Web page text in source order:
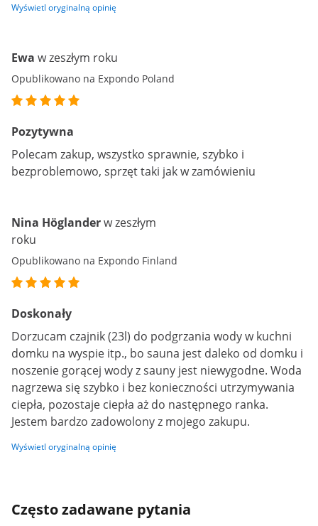
Wyświetl oryginalną opinię
Ewa w zeszłym roku
Opublikowano na Expondo Poland
Pozytywna
Polecam zakup, wszystko sprawnie, szybko i
bezproblemowo, sprzęt taki jak w zamówieniu
Nina Höglanderw zeszłym
roku
Opublikowano na Expondo Finland
Doskonały
Dorzucam czajnik (23l) do podgrzania wody w kuchni
domku na wyspie itp., bo sauna jest daleko od domku i
noszenie gorącej wody z sauny jest niewygodne. Woda
nagrzewa się szybko i bez konieczności utrzymywania
ciepła, pozostaje ciepła aż do następnego ranka.
Jestem bardzo zadowolony z mojego zakupu.
Wyświetl oryginalną opinię
Często zadawane pytania